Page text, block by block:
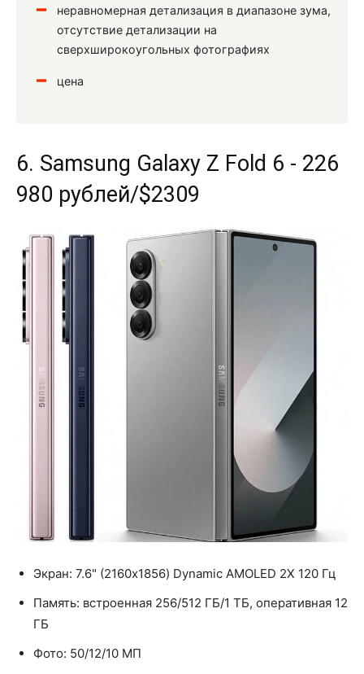
неравномерная детализация в диапазоне зума,
отсутствие детализации на
сверхширокоугольных фотографиях
цена
6. Samsung Galaxy Z Fold 6 - 226
980 рублей/$2309
Экран: 7.6" (2160x1856) Dynamic AMOLED 2X 120 Гц
Память: встроенная 256/512 ГБ/1 ТБ, оперативная 12
ГБ
Фото: 50/12/10 МП